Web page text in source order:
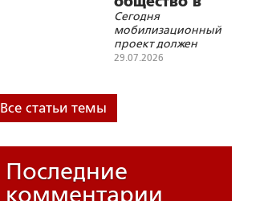
угоду врагам»
Сегодня
мобилизационный
проект должен
найти решения,
военный оборот не
половину общества
29.07.2026
Все статьи темы
Последние
комментарии